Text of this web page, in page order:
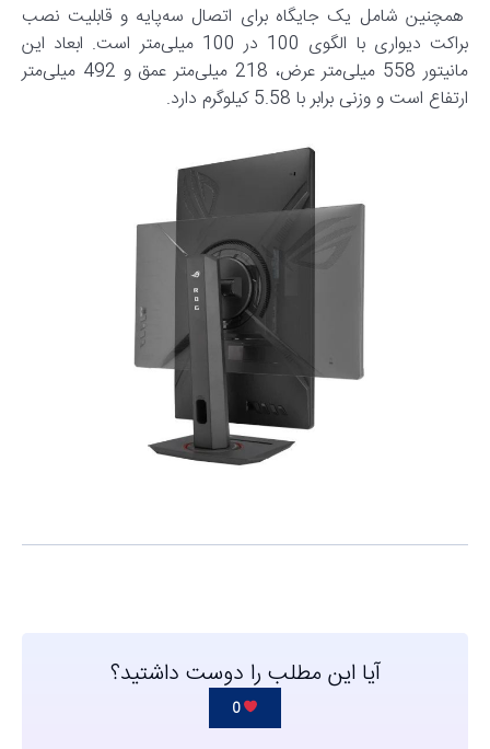
همچنین شامل یک جایگاه برای اتصال سه‌پایه و قابلیت نصب
براکت دیواری با الگوی 100 در 100 میلی‌متر است. ابعاد این
مانیتور 558 میلی‌متر عرض، 218 میلی‌متر عمق و 492 میلی‌متر
ارتفاع است و وزنی برابر با 5.58 کیلوگرم دارد.
آیا این مطلب را دوست داشتید؟
0